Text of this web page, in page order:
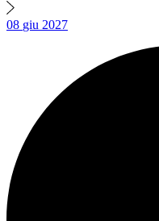
08 giu 2027